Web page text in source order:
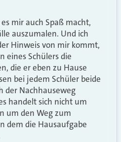
mir auch Spaß macht,
auszumalen. Und ich
Hinweis von mir kommt,
eines Schülers die
die er eben zu Hause
bei jedem Schüler beide
der Nachhauseweg
handelt sich nicht um
um den Weg zum
dem die Hausaufgabe